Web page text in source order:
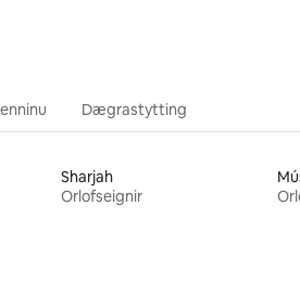
Dægrastytting
Sharjah
Orlofseignir